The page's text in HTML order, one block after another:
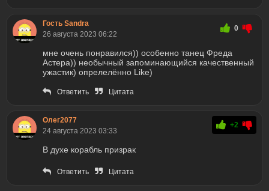
Гость Sandra
26 августа 2023 06:22
0
мне очень понравился)) особенно танец Фреда
Астера)) необычный запоминающийся качественный
ужастик) опрелелённо Like)
Ответить Цитата
Олег2077
24 августа 2023 03:33
+2
В духе корабль призрак
Ответить Цитата